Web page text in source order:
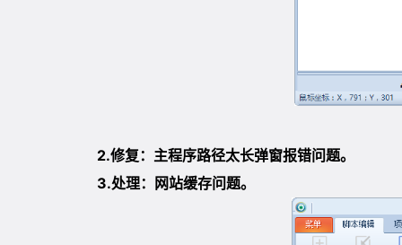
2.修复：主程序路径太长弹窗报错问题。
3.处理：网站缓存问题。